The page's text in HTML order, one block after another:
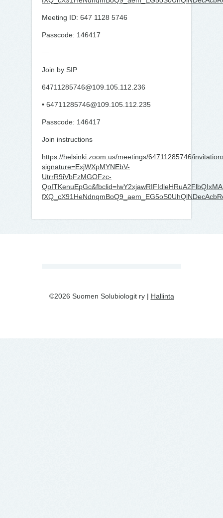
Meeting ID: 647 1128 5746
Passcode: 146417
—
Join by SIP
64711285746@109.105.112.236
• 64711285746@109.105.112.235
Passcode: 146417
Join instructions
https://helsinki.zoom.us/meetings/64711285746/
signature=ExjWXpMYNEbV-
UtrrR9iVbFzMGOFzc-
©2026 Suomen Solubiologit ry | Hallinta